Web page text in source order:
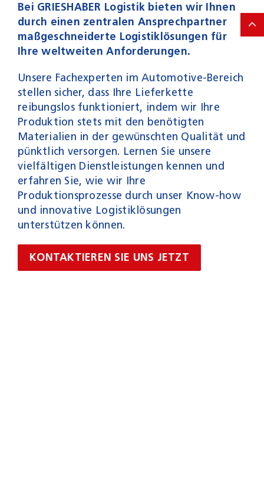
Bei GRIESHABER Logistik bieten wir Ihnen
durch einen zentralen Ansprechpartner
maßgeschneiderte Logistiklösungen für
Ihre weltweiten Anforderungen.
Unsere Fachexperten im Automotive-Bereich
stellen sicher, dass Ihre Lieferkette
reibungslos funktioniert, indem wir Ihre
Produktion stets mit den benötigten
Materialien in der gewünschten Qualität und
pünktlich versorgen. Lernen Sie unsere
vielfältigen Dienstleistungen kennen und
erfahren Sie, wie wir Ihre
Produktionsprozesse durch unser Know-how
und innovative Logistiklösungen
unterstützen können.
KONTAKTIEREN SIE UNS JETZT